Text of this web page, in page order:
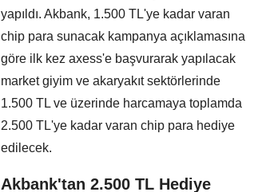
yapıldı. Akbank, 1.500 TL'ye kadar varan
chip para sunacak kampanya açıklamasına
göre ilk kez axess'e başvurarak yapılacak
market giyim ve akaryakıt sektörlerinde
1.500 TL ve üzerinde harcamaya toplamda
2.500 TL'ye kadar varan chip para hediye
edilecek.
Akbank'tan 2.500 TL Hediye